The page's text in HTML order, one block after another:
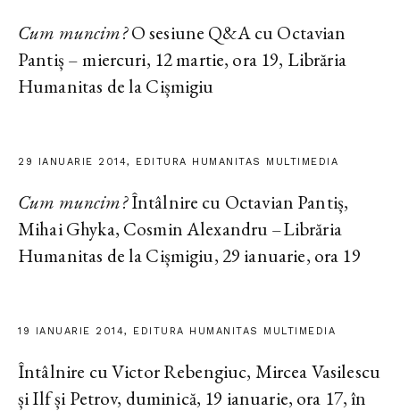
Cum muncim?O sesiune Q&A cu Octavian
Pantiș – miercuri, 12 martie, ora 19, Librăria
Humanitas de la Cișmigiu
29 IANUARIE 2014, EDITURA HUMANITAS MULTIMEDIA
Cum muncim?Întâlnire cu Octavian Pantiș,
Mihai Ghyka, Cosmin Alexandru –Librăria
Humanitas de la Cișmigiu, 29 ianuarie, ora 19
19 IANUARIE 2014, EDITURA HUMANITAS MULTIMEDIA
Întâlnire cu Victor Rebengiuc, Mircea Vasilescu
și Ilf și Petrov, duminică, 19 ianuarie, ora 17, în